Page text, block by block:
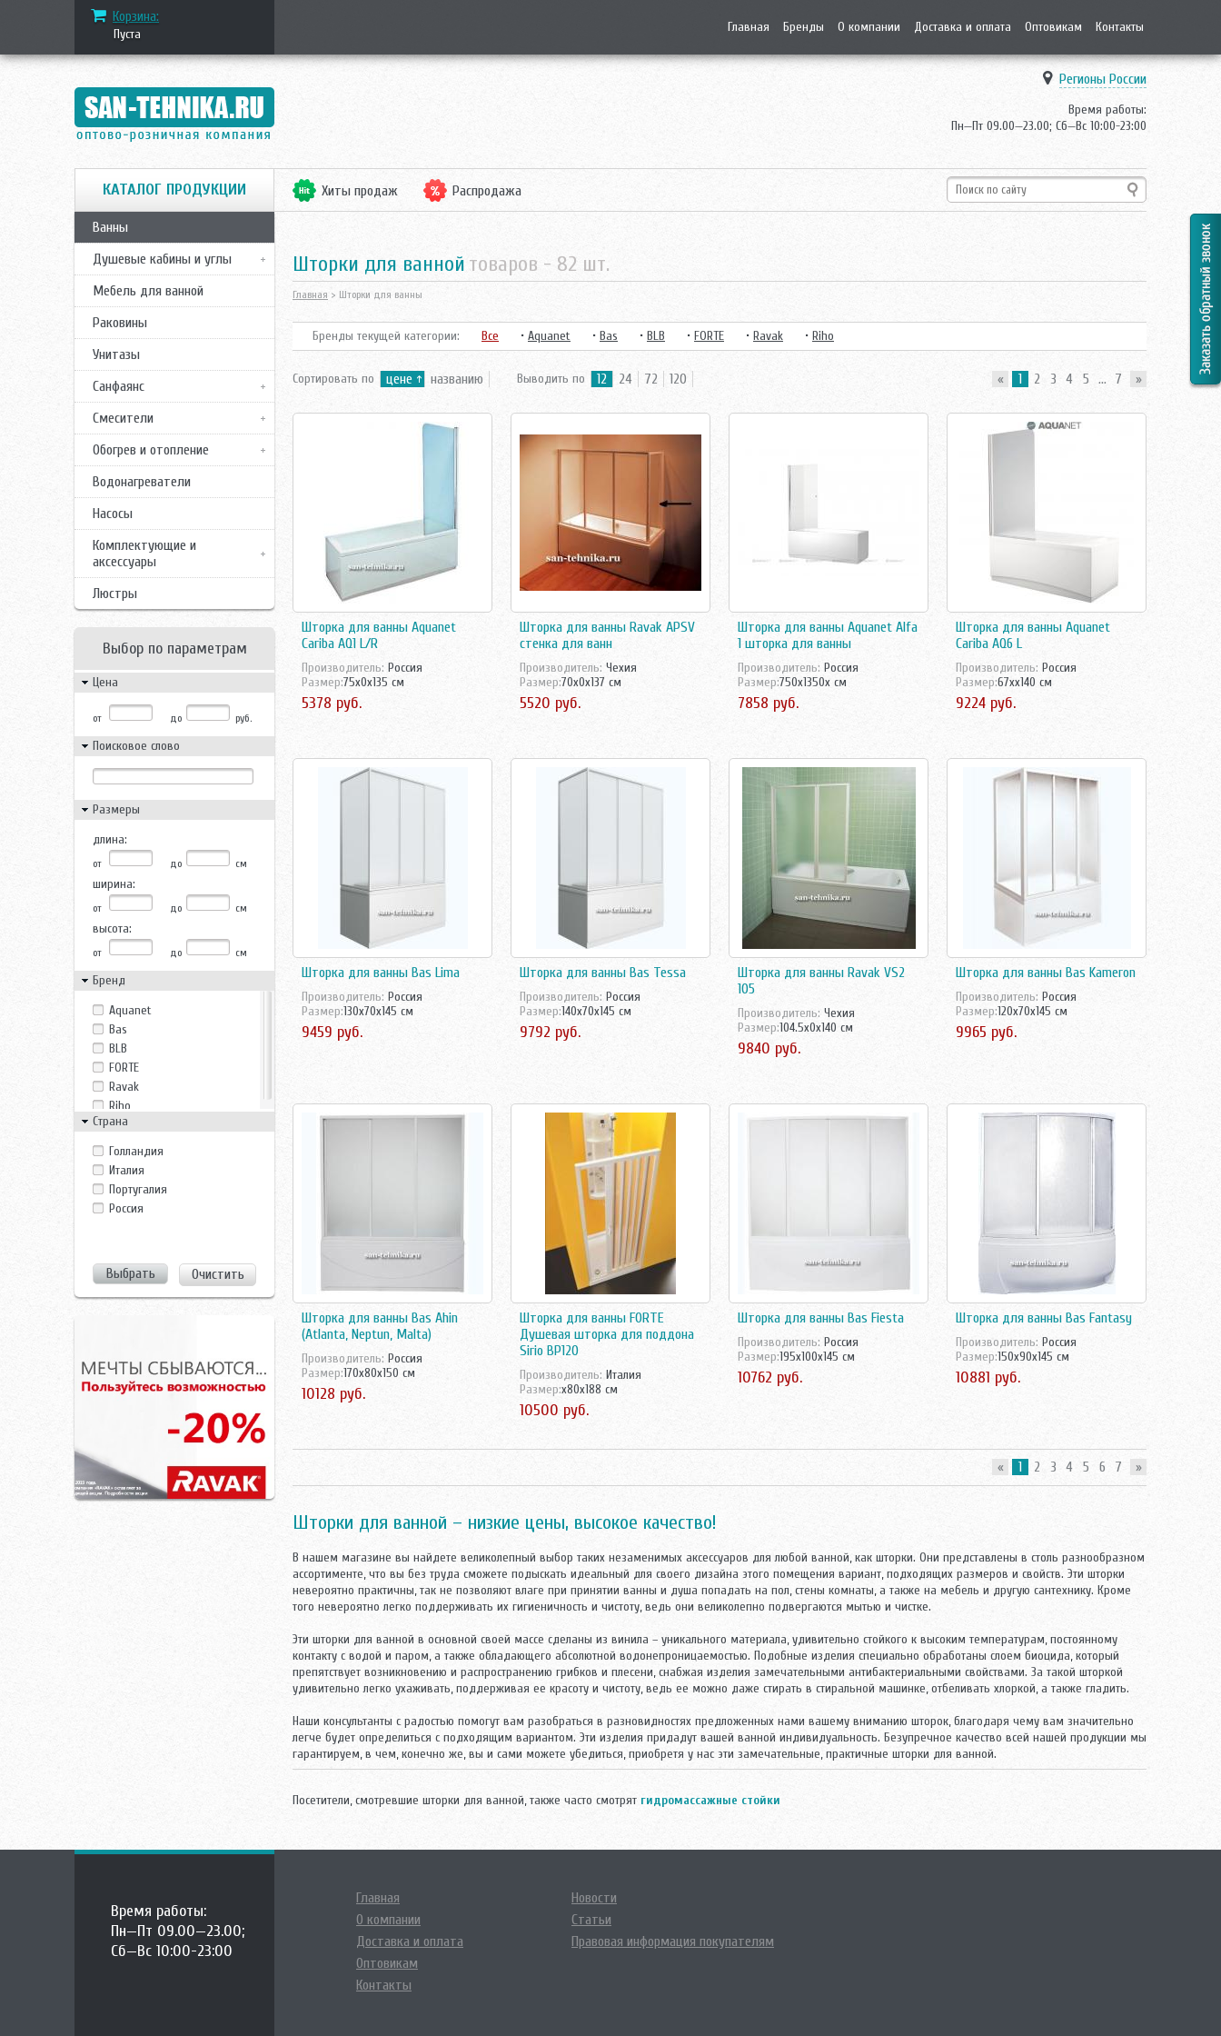
Корзина:
Пуста Главная Бренды О компании Доставка и оплата Оптовикам Контакты
Регионы России
Время работы:
Пн—Пт 09.00—23.00; Сб—Вс 10:00-23:00
КАТАЛОГ ПРОДУКЦИИ
Ванны
Душевые кабины и углы
Мебель для ванной
Раковины
Унитазы
Санфаянс
Смесители
Обогрев и отопление
Водонагреватели
Насосы
Комплектующие и
аксессуары
Люстры
Выбор по параметрам
Цена
от до руб.
Поисковое слово
Размеры
длина:
от до см
ширина:
от до см
высота:
от до см
Бренд
Aquanet
Bas
BLB
FORTE
Ravak
Riho
Страна
Голландия
Италия
Португалия
Россия
Очистить
Хиты продаж Распродажа
Шторки для ванной товаров - 82 шт.
Главная > Шторки для ванны
Бренды текущей категории: Все • Aquanet • Bas • BLB • FORTE • Ravak • Riho
Сортировать по цене названию Выводить по 12 24 72 120 « 1 2 3 4 5 ... 7 »
Шторка для ванны Aquanet
Cariba AQ1 L/R
Производитель: Россия
Размер:75x0x135 см
5378 руб.
Шторка для ванны Ravak APSV
стенка для ванн
Производитель: Чехия
Размер:70x0x137 см
5520 руб.
Шторка для ванны Aquanet Alfa
1 шторка для ванны
Производитель: Росcия
Размер:750x1350x см
7858 руб.
Шторка для ванны Aquanet
Cariba AQ6 L
Производитель: Россия
Размер:67xx140 см
9224 руб.
Шторка для ванны Bas Lima
Производитель: Россия
Размер:130x70x145 см
9459 руб.
Шторка для ванны Bas Tessa
Производитель: Россия
Размер:140x70x145 см
9792 руб.
Шторка для ванны Ravak VS2
105
Производитель: Чехия
Размер:104.5x0x140 см
9840 руб.
Шторка для ванны Bas Kameron
Производитель: Россия
Размер:120x70x145 см
9965 руб.
Шторка для ванны Bas Ahin
(Atlanta, Neptun, Malta)
Производитель: Россия
Размер:170x80x150 см
10128 руб.
Шторка для ванны FORTE
Душевая шторка для поддона
Sirio BP120
Производитель: Италия
Размер:x80x188 см
10500 руб.
Шторка для ванны Bas Fiesta
Производитель: Россия
Размер:195x100x145 см
10762 руб.
Шторка для ванны Bas Fantasy
Производитель: Россия
Размер:150x90x145 см
10881 руб.
« 1 2 3 4 5 6 7 »
Шторки для ванной – низкие цены, высокое качество!
В нашем магазине вы найдете великолепный выбор таких незаменимых аксессуаров для любой ванной, как шторки. Они представлены в столь разнообразном
ассортименте, что вы без труда сможете подыскать идеальный для своего дизайна этого помещения вариант, подходящих размеров и свойств. Эти шторки
невероятно практичны, так не позволяют влаге при принятии ванны и душа попадать на пол, стены комнаты, а также на мебель и другую сантехнику. Кроме
того невероятно легко поддерживать их гигиеничность и чистоту, ведь они великолепно подвергаются мытью и чистке.
Эти шторки для ванной в основной своей массе сделаны из винила – уникального материала, удивительно стойкого к высоким температурам, постоянному
контакту с водой и паром, а также обладающего абсолютной водонепроницаемостью. Подобные изделия специально обработаны слоем биоцида, который
препятствует возникновению и распространению грибков и плесени, снабжая изделия замечательными антибактериальными свойствами. За такой шторкой
удивительно легко ухаживать, поддерживая ее красоту и чистоту, ведь ее можно даже стирать в стиральной машинке, отбеливать хлоркой, а также гладить.
Наши консультанты с радостью помогут вам разобраться в разновидностях предложенных нами вашему вниманию шторок, благодаря чему вам значительно
легче будет определиться с подходящим вариантом. Эти изделия придадут вашей ванной индивидуальность. Безупречное качество всей нашей продукции мы
гарантируем, в чем, конечно же, вы и сами можете убедиться, приобретя у нас эти замечательные, практичные шторки для ванной.
Посетители, смотревшие шторки для ванной, также часто смотрят гидромассажные стойки
Время работы:
Пн—Пт 09.00—23.00;
Сб—Вс 10:00-23:00
Главная
О компании
Доставка и оплата
Оптовикам
Контакты
Новости
Статьи
Правовая информация покупателям